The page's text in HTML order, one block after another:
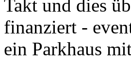
Takt und dies
finanziert -
ein Parkhaus